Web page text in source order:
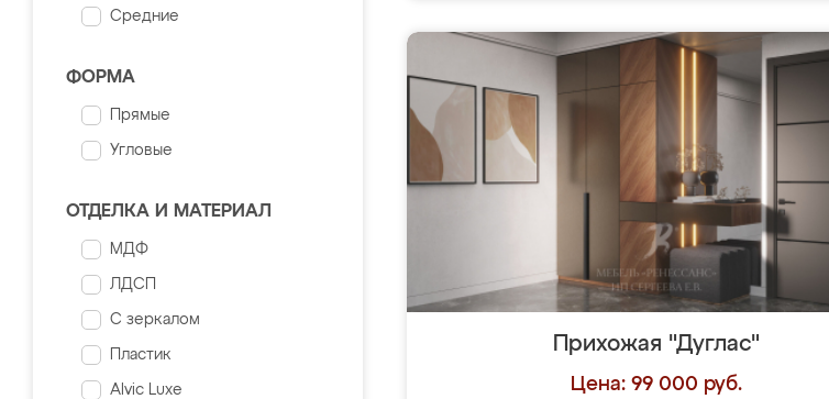
Средние
ФОРМА
Прямые
Угловые
ОТДЕЛКА И МАТЕРИАЛ
МДФ
ЛДСП
С зеркалом
Пластик
Alvic Luxe
Прихожая "Дуглас"
Цена: 99 000 руб.